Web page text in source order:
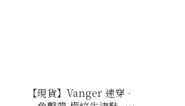
【現貨】Vanger 速穿．